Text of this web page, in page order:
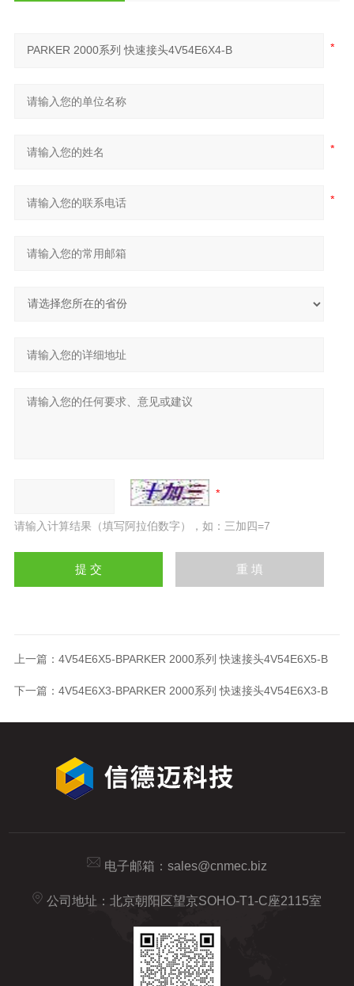
请输入计算结果（填写阿拉伯数字），如：三加四=7
上一篇： 4V54E6X5-BPARKER 2000系列 快速接头4V54E6X5-B
下一篇： 4V54E6X3-BPARKER 2000系列 快速接头4V54E6X3-B
电子邮箱： sales@cnmec.biz
公司地址：北京朝阳区望京SOHO-T1-C座2115室